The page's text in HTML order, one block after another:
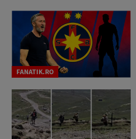
FANATIK.RO